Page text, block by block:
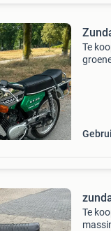
Te
Te